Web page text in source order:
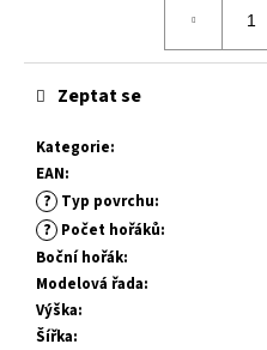
Kategorie:
EAN:
? Typ povrchu:
? Počet hořáků:
Boční hořák:
Modelová řada:
Výška:
Šířka:
Zeptat se
e
m
VESTAVNÝ
PLYNOVÝ
GRIL
BEEFEATER
7000
SERIES
PREMIUM